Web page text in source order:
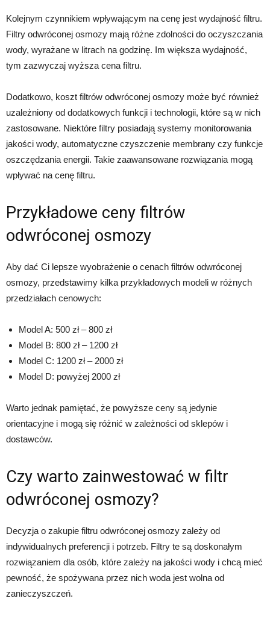
Kolejnym czynnikiem wpływającym na cenę jest wydajność filtru.
Filtry odwróconej osmozy mają różne zdolności do oczyszczania
wody, wyrażane w litrach na godzinę. Im większa wydajność,
tym zazwyczaj wyższa cena filtru.
Dodatkowo, koszt filtrów odwróconej osmozy może być również
uzależniony od dodatkowych funkcji i technologii, które są w nich
zastosowane. Niektóre filtry posiadają systemy monitorowania
jakości wody, automatyczne czyszczenie membrany czy funkcje
oszczędzania energii. Takie zaawansowane rozwiązania mogą
wpływać na cenę filtru.
Przykładowe ceny filtrów
odwróconej osmozy
Aby dać Ci lepsze wyobrażenie o cenach filtrów odwróconej
osmozy, przedstawimy kilka przykładowych modeli w różnych
przedziałach cenowych:
Model A: 500 zł – 800 zł
Model B: 800 zł – 1200 zł
Model C: 1200 zł – 2000 zł
Model D: powyżej 2000 zł
Warto jednak pamiętać, że powyższe ceny są jedynie
orientacyjne i mogą się różnić w zależności od sklepów i
dostawców.
Czy warto zainwestować w filtr
odwróconej osmozy?
Decyzja o zakupie filtru odwróconej osmozy zależy od
indywidualnych preferencji i potrzeb. Filtry te są doskonałym
rozwiązaniem dla osób, które zależy na jakości wody i chcą mieć
pewność, że spożywana przez nich woda jest wolna od
zanieczyszczeń.